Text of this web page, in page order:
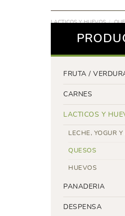
LACTICOS Y HUEVOS
FRUTA /
CARNES
LACTICOS Y
LECHE, YOGUR
QUESOS
HUEVOS
PANADERIA
DESPENSA